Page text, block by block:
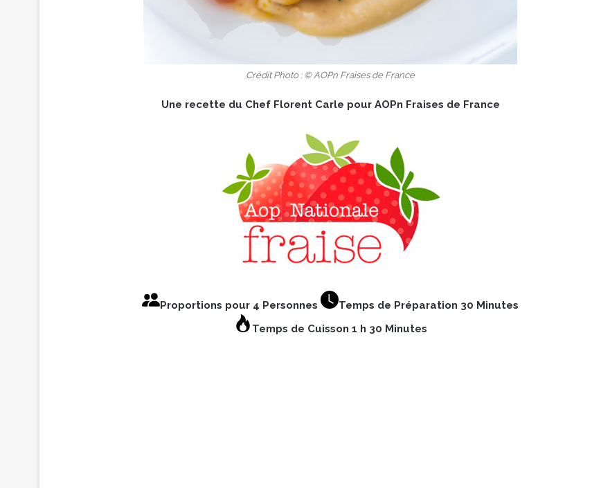
Crédit Photo : © AOPn Fraises de France
Une recette du Chef Florent Carle pour AOPn Fraises de France
Proportions pour 4 Personnes
Temps de Préparation 30 Minutes
Temps de Cuisson 1 h 30 Minutes